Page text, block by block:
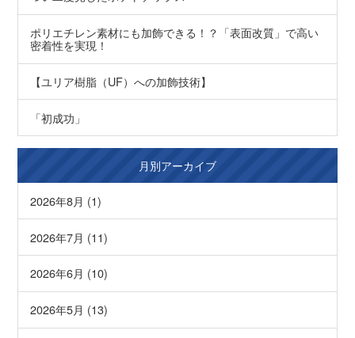
ポリエチレン素材にも加飾できる！？「表面改質」で高い
密着性を実現！
【ユリア樹脂（UF）への加飾技術】
「初成功」
月別アーカイブ
2026年8月 (1)
2026年7月 (11)
2026年6月 (10)
2026年5月 (13)